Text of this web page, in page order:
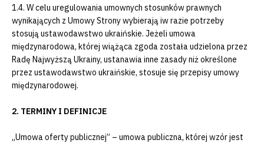
1.4. W celu uregulowania umownych stosunków prawnych
wynikających z Umowy Strony wybierają iw razie potrzeby
stosują ustawodawstwo ukraińskie. Jeżeli umowa
międzynarodowa, której wiążąca zgoda została udzielona przez
Radę Najwyższą Ukrainy, ustanawia inne zasady niż określone
przez ustawodawstwo ukraińskie, stosuje się przepisy umowy
międzynarodowej.
2. TERMINY I DEFINICJE
„Umowa oferty publicznej” – umowa publiczna, której wzór jest